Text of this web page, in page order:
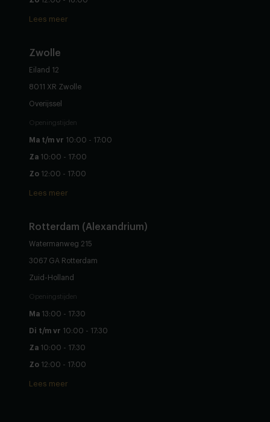
Lees meer
Zwolle
Eiland 12
8011 XR Zwolle
Overijssel
Openingstijden
Ma t/m vr 10:00 - 17:00
Za 10:00 - 17:00
Zo 12:00 - 17:00
Lees meer
Rotterdam (Alexandrium)
Watermanweg 215
3067 GA Rotterdam
Zuid-Holland
Openingstijden
Ma 13:00 - 17:30
Di t/m vr 10:00 - 17:30
Za 10:00 - 17:30
Zo 12:00 - 17:00
Lees meer